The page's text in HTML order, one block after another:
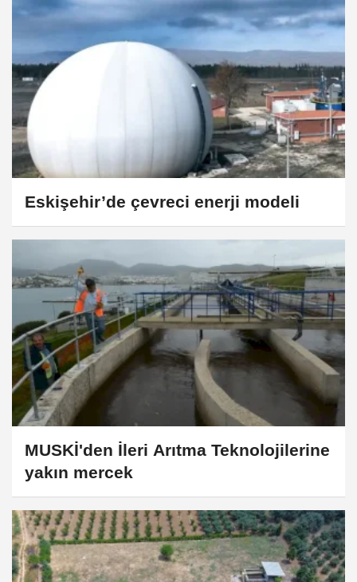
Eskişehir’de çevreci enerji modeli
MUSKİ'den İleri Arıtma Teknolojilerine
yakın mercek